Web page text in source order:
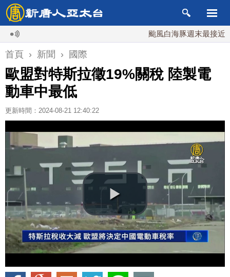
颱風白海豚週末最接近台灣
首頁 › 新聞 › 國際
歐盟對特斯拉徵19%關稅 陸製電
動車中最低
更新時間：2024-08-21 12:40:22